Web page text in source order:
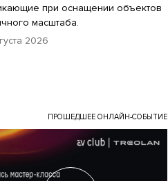
при оснащении объектов
масштаба.
2026
ПРОШЕДШЕЕ ОНЛАЙН-СОБЫТИЕ